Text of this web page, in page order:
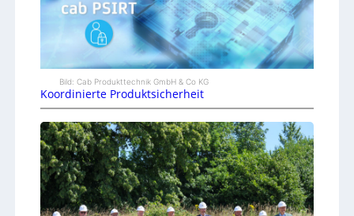
Bild: Cab Produkttechnik GmbH & Co KG
Koordinierte Produktsicherheit